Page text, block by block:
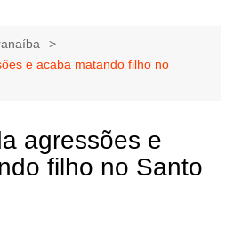
e acaba matando filho no
agressões e
filho no Santo